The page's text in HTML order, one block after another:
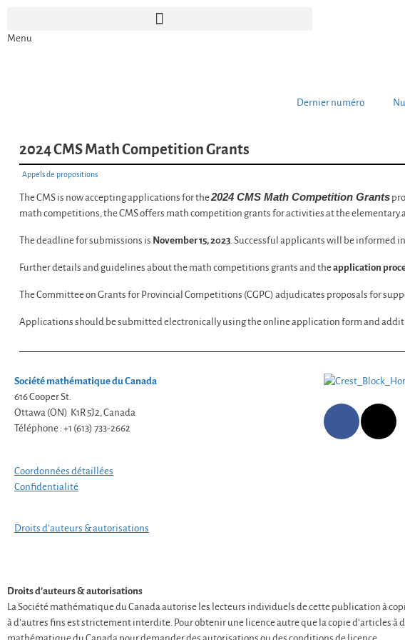
Menu
Dernier numéro
2024 CMS Math Competition Grants
Appels de propositions
The CMS is now accepting applications for the2024 CMS Math Competition Grants
math competitions, the CMS offers math competition grants for activities at the elementary
The deadline for submissions is November 15, 2023. Successful applicants will be informed
Further details and guidelines about the math competitions grants and theapplication
The Committee on Grants for Provincial Competitions (CGPC) adjudicates proposals for
Applications should be submitted electronically using the online application form and
Société mathématique du Canada
616 Cooper St.
Ottawa (ON) K1R 5J2, Canada
Téléphone : +1 (613) 733-2662
Coordonnées détaillées
Confidentialité
Droits d’auteurs & autorisations
Droits d’auteurs & autorisations
La Société mathématique du Canada autorise les lecteurs individuels de cette publication à
à d’autres fins est strictement interdite. Pour obtenir une licence autre que la copie d’articles à